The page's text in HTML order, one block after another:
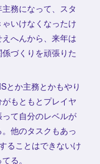
務になって、スタ
いけなくなったけ
へんから、来年は
づくりを頑張りた
とか主務とかもやり
もともとプレイヤ
て自分のレベルが
他のタスクもあっ
ることはできないけ
る。